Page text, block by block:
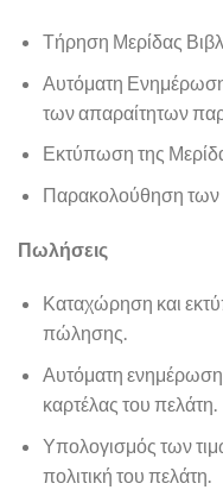
Τήρηση Μερίδας
Αυτόματη
των απαραίτητων
Εκτύπωση της
Παρακολούθηση των
Πωλήσεις
Καταχώρηση και
πώλησης.
Αυτόματη ενημέρωση
καρτέλας του πελάτη.
Υπολογισμός των
πολιτική του πελάτη.